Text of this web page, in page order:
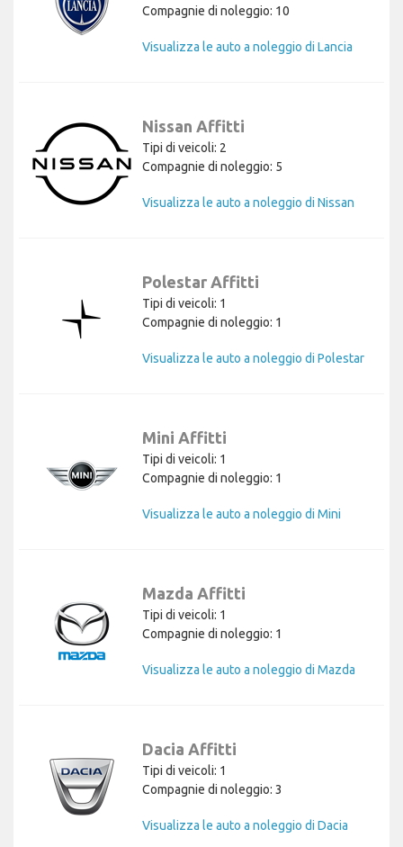
Compagnie di noleggio: 10
Visualizza le auto a noleggio di Lancia
Nissan Affitti
Tipi di veicoli: 2
Compagnie di noleggio: 5
Visualizza le auto a noleggio di Nissan
Polestar Affitti
Tipi di veicoli: 1
Compagnie di noleggio: 1
Visualizza le auto a noleggio di Polestar
Mini Affitti
Tipi di veicoli: 1
Compagnie di noleggio: 1
Visualizza le auto a noleggio di Mini
Mazda Affitti
Tipi di veicoli: 1
Compagnie di noleggio: 1
Visualizza le auto a noleggio di Mazda
Dacia Affitti
Tipi di veicoli: 1
Compagnie di noleggio: 3
Visualizza le auto a noleggio di Dacia